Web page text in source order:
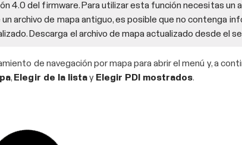
4.0 del firmware. Para utilizar esta función necesitas un
archivo de mapa antiguo, es posible que no contenga
Descarga el archivo de mapa actualizado desde el
de navegación por mapa para abrir el menú y, a
, Elegir de la listay Elegir PDI mostrados.